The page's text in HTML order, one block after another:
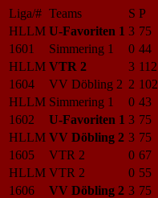
Liga/# Teams S P
HLLM U-Favoriten 1 3 75
1601
Simmering 1 0 44
HLLM VTR 2 3 112
1604
VV Döbling 2 2 102
HLLM Simmering 1 0 43
1602
U-Favoriten 1 3 75
HLLM VV Döbling 2 3 75
1605
VTR 2 0 67
HLLM VTR 2 0 55
1606
VV Döbling 2 3 75